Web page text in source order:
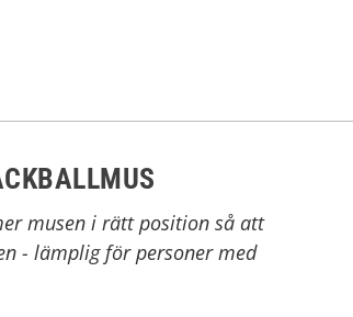
musen i rätt position så att
- lämplig för personer med